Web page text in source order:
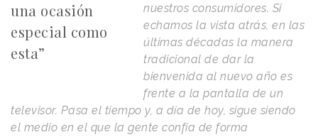
una ocasión
especial como
esta”
nuestros consumidores. Si
echamos la vista atrás, en las
últimas décadas la manera
tradicional de dar la
bienvenida al nuevo año es
frente a la pantalla de un
televisor. Pasa el tiempo y, a día de hoy, sigue siendo
el medio en el que la gente confía de forma